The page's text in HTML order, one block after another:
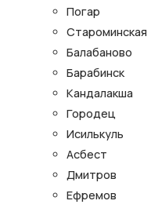
Погар
Староминская
Балабаново
Барабинск
Кандалакша
Городец
Исилькуль
Асбест
Дмитров
Ефремов